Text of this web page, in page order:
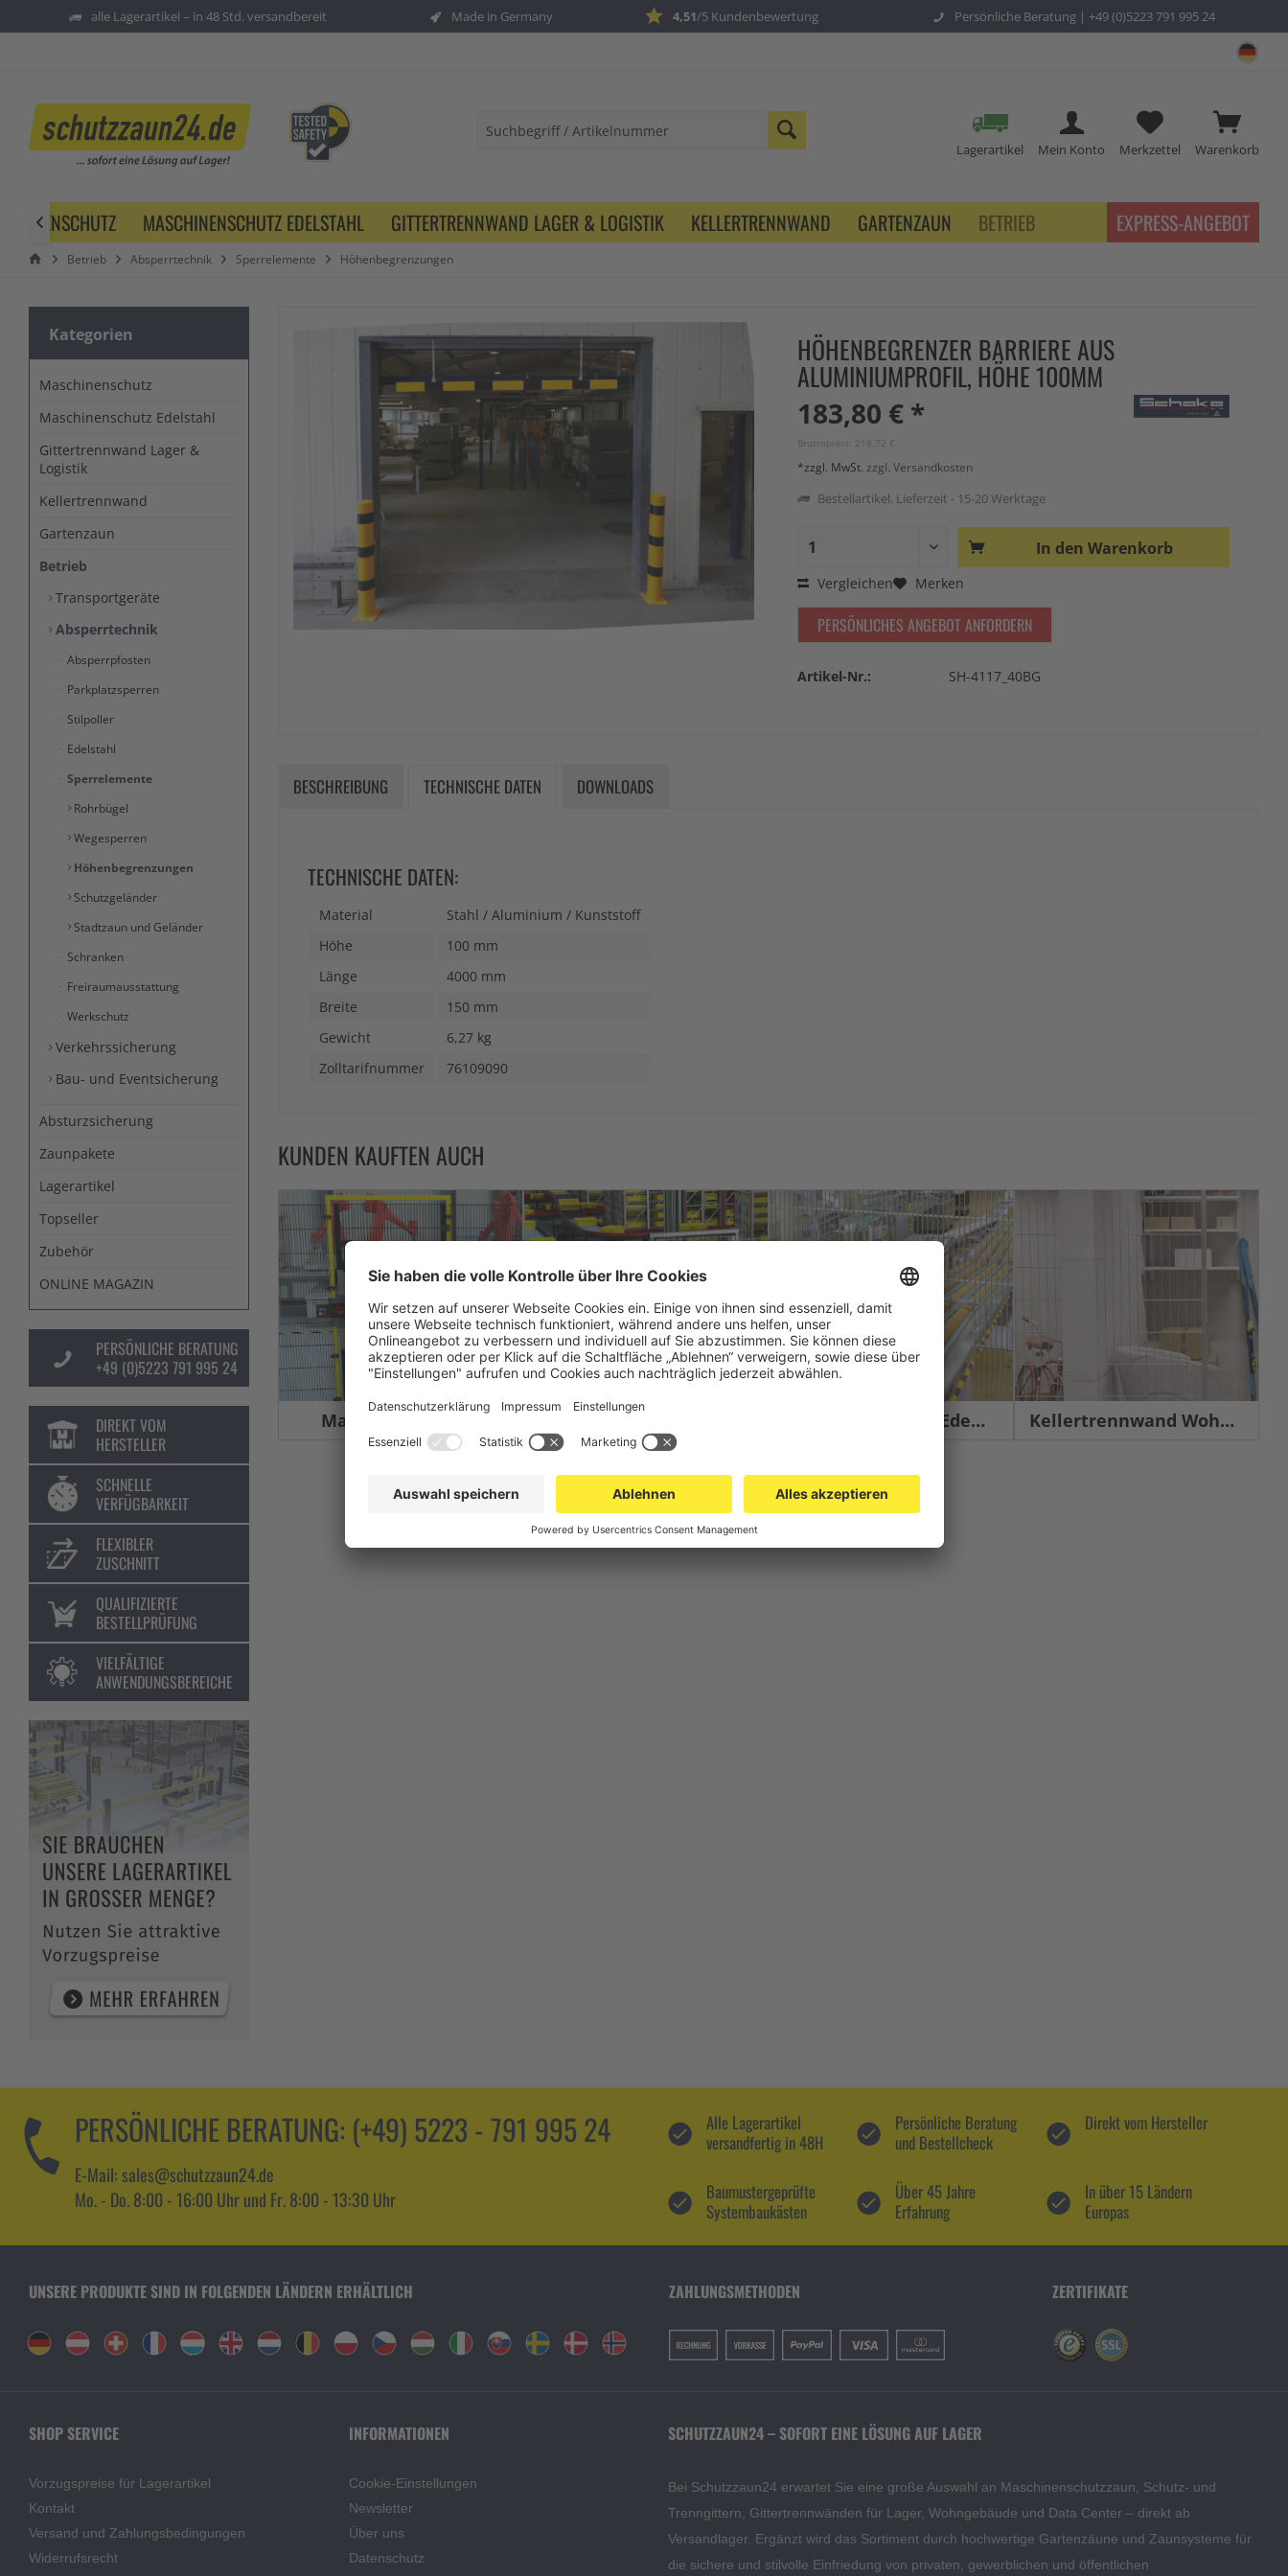
alle Lagerartikel – in 48 Std. versandbereit Made in Germany 4,51/5 Kundenbewertung Persönliche Beratung | +49 (0)5223 791 995 24
Warenkorb
Merkzettel
Mein Konto
Lagerartikel
MASCHINENSCHUTZ EDELSTAHL GITTERTRENNWAND LAGER & LOGISTIK KELLERTRENNWAND GARTENZAUN BETRIEB
 EXPRESS-ANGEBOT
Betrieb Absperrtechnik Sperrelemente Höhenbegrenzungen
Kategorien
Maschinenschutz
Maschinenschutz Edelstahl
Gittertrennwand Lager &
Logistik
Kellertrennwand
Gartenzaun
Betrieb
Transportgeräte
Absperrtechnik
Absperrpfosten
Parkplatzsperren
Stilpoller
Edelstahl
Sperrelemente
Rohrbügel
Wegesperren
Höhenbegrenzungen
Schutzgeländer
Stadtzaun und Geländer
Schranken
Freiraumausstattung
Werkschutz
Verkehrssicherung
Bau- und Eventsicherung
Absturzsicherung
Zaunpakete
Lagerartikel
Topseller
Zubehör
ONLINE MAGAZIN
PERSÖNLICHE BERATUNG
+49 (0)5223 791 995 24
DIREKT VOM
HERSTELLER
SCHNELLE
VERFÜGBARKEIT
FLEXIBLER
ZUSCHNITT
QUALIFIZIERTE
BESTELLPRÜFUNG
VIELFÄLTIGE
ANWENDUNGSBEREICHE
HÖHENBEGRENZER BARRIERE AUS
ALUMINIUMPROFIL, HÖHE 100MM
183,80 € *
Bruttopreis: 218,72 €
*zzgl. MwSt. zzgl. Versandkosten
Bestellartikel. Lieferzeit - 15-20 Werktage
In den Warenkorb
Vergleichen Merken
PERSÖNLICHES ANGEBOT ANFORDERN
Artikel-Nr.: SH-4117_40BG
BESCHREIBUNG TECHNISCHE DATEN DOWNLOADS
TECHNISCHE DATEN:
Material
Stahl / Aluminium / Kunststoff
Höhe
100 mm
Länge
4000 mm
Breite
150 mm
Gewicht
6,27 kg
Zolltarifnummer
76109090
KUNDEN KAUFTEN AUCH
Maschinenschutz Gittertrennwand Lager & Logistik Maschinenschutz Edelstahl Kellertrennwand Wohnbau
PERSÖNLICHE BERATUNG: (+49) 5223 - 791 995 24
E-Mail: sales@schutzzaun24.de
Mo. - Do. 8:00 - 16:00 Uhr und Fr. 8:00 - 13:30 Uhr
Alle Lagerartikel
versandfertig in 48H
Persönliche Beratung
und Bestellcheck
Direkt vom Hersteller
Baumustergeprüfte
Systembaukästen
Über 45 Jahre
Erfahrung
In über 15 Ländern
Europas
UNSERE PRODUKTE SIND IN FOLGENDEN LÄNDERN ERHÄLTLICH ZAHLUNGSMETHODEN ZERTIFIKATE
SHOP SERVICE
Vorzugspreise für Lagerartikel
Kontakt
Versand und Zahlungsbedingungen
Widerrufsrecht
INFORMATIONEN
Cookie-Einstellungen
Newsletter
Über uns
Datenschutz
SCHUTZZAUN24 – SOFORT EINE LÖSUNG AUF LAGER
Bei Schutzzaun24 erwartet Sie eine große Auswahl an Maschinenschutzzaun, Schutz- und
Trenngittern, Gittertrennwänden für Lager, Wohngebäude und Data Center – direkt ab
Versandlager. Ergänzt wird das Sortiment durch hochwertige Gartenzäune und Zaunsysteme für
die sichere und stilvolle Einfriedung von privaten, gewerblichen und öffentlichen